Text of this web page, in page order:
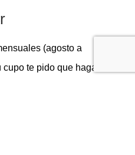
(agosto a
te pido que hagas el